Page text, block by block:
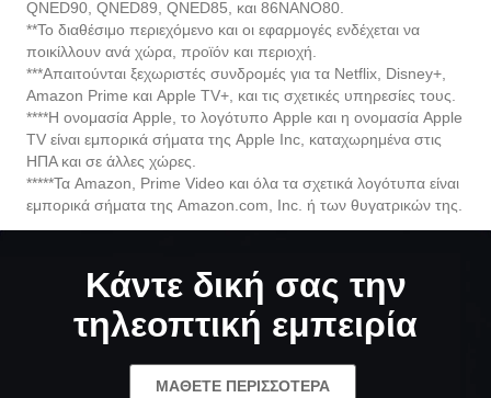
ποικίλλουν ανά χώρα, προϊόν και περιοχή.
***Απαιτούνται ξεχωριστές συνδρομές για τα Netflix, Disney+,
Amazon Prime και Apple TV+, και τις σχετικές υπηρεσίες τους.
****Η ονομασία Apple, το λογότυπο Apple και η ονομασία Apple
TV είναι εμπορικά σήματα της Apple Inc, καταχωρημένα στις
ΗΠΑ και σε άλλες χώρες.
*****Τα Amazon, Prime Video και όλα τα σχετικά λογότυπα είναι
εμπορικά σήματα της Amazon.com, Inc. ή των θυγατρικών της.
Κάντε δική σας την
τηλεοπτική εμπειρία
ΜΆΘΕΤΕ ΠΕΡΙΣΣΌΤΕΡΑ